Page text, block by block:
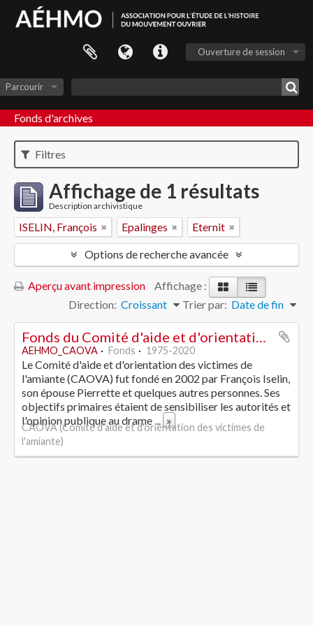
Ouverture de session
Parcourir
Fonds d'archives
Filtres
Affichage de 1 résultats
Description archivistique
ISELIN, François Epalinges Eternit
Options de recherche avancée
Aperçu avant impression
Affichage :
Trier par: Date de fin
Direction: Croissant
Fonds du Comité d'aide et d'orientation des victimes de l'amiante
AEHMO_CAOVA Fonds 1975-2020
Le Comité d'aide et d'orientation des victimes de
l'amiante (CAOVA) fut fondé en 2002 par François Iselin,
son épouse Pierrette et quelques autres personnes. Ses
objectifs primaires étaient de sensibiliser les autorités et
l'opinion publique au drame... »
CAOVA (Comité d'aide et d'orientation des victimes de
l'amiante)